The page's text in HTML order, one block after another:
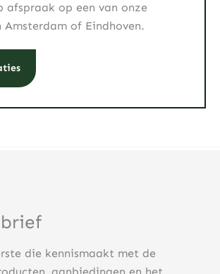
afspraak op een van onze
Amsterdam of Eindhoven.
die kennismaakt met de